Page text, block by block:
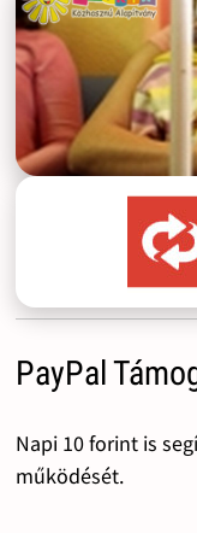
PayPal
Napi 10 forint is
működését.